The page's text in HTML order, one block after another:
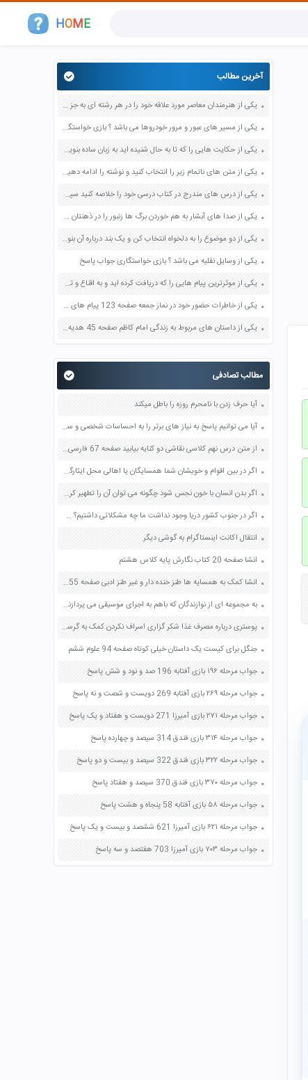
HOME
آخرین مطالب
یکی از هنرمندان معاصر مورد علاقه خود را در هر رشته ای به جز عکاسی صفحه 69 فرهنگ و هنر نهم
یکی از مسیر های عبور و مرور خودروها می باشد ؟ بازی خواستگاری جواب پاسخ
یکی از حکایت هایی را که تا به حال شنیده اید به زبان ساده بنویسید صفحه 97 نگارش ششم دبستان
یکی از متن های ناتمام زیر را انتخاب کنید و نوشته را ادامه دهید صفحه 73 و 74 کتاب نگارش فارسی پنجم دبستان
یکی از درس های مندرج در کتاب درسی خود را خلاصه کنید سپس متن خلاصه شده را با بهره گیری از روش های دسته بندی نمودار جدول نقشه مفهومی نشان دهید صفحه 118 نگارش یازدهم
یکی از صدا های آبشار به هم خوردن برگ ها زنبور را در ذهنتان مجسم کنید و درباره آن یک بند بنویسید صفحه 11 نگارش پنجم
یکی از دو موضوع را به دلخواه انتخاب کن و یک بند درباره آن بنویس صفحه 35 کتاب نگارش فارسی سوم
یکی از وسایل نقلیه می باشد ؟ بازی خواستگاری جواب پاسخ
یکی از موثرترین پیام هایی را که دریافت کرده اید و به اقناع و تغییری جدی در شما منجر شده است برسی کنید و علت این تاثیر گذاری قابل توجه را بنویسید صفحه 52 تفکر و سواد رسانه ای دهم
یکی از خاطرات حضور خود در نماز جمعه صفحه 123 پیام های آسمان هفتم
یکی از داستان های مربوط به زندگی امام کاظم صفحه 45 هدیه های آسمان چهارم
مطالب تصادفی
آیا حرف زدن با نامحرم روزه را باطل میکند
آیا می توانیم پاسخ به نیاز های برتر را به احساسات شخصی و سلیقه فردی واگذار کنیم چرا صفحه 18 دین و زندگی یازدهم
از متن درس نهم کلاسی نقاشی دو کنایه بیابید صفحه 67 فارسی دهم
اگر در بین اقوام و خویشان شما همسایگان یا اهالی محل ایثارگری را می شناسید رزمنده دوران دفاع مقدس جانباز خانواده معظم شهدا آزاده با او مصاحبه ای ترتیب دهید صفحه 44 آمادگی دفاعی نهم
اگر بدن انسان با خون نجس شود چگونه می توان آن را تطهیر کرد؟ صفحه 104 پیام های آسمان هفتم
اگر در جنوب کشور دریا وجود نداشت ما چه مشکلاتی داشتیم؟ صفحه 48 مطالعات اجتماعی پنجم
انتقال اکانت اینستاگرام به گوشی دیگر
انشا صفحه 20 کتاب نگارش پایه کلاس هشتم
انشا كمک به همسايه ها طنز خنده دار و غیر طنز ادبی صفحه 55 نگارش نهم
به مجموعه ای از نوازندگان که باهم به اجرای موسیقی می پردازند چه میگویند ؟ بازی خواستگاری جواب پاسخ
پوستری درباره مصرف غذا شکر گزاری اسراف نکردن کمک به گرسنگان صفحه 32 مطالعات اجتماعی ششم
جنگل برای کیست یک داستان خیلی کوتاه صفحه 94 علوم ششم
جواب مرحله ۱۹۶ بازی آفتابه 196 صد و نود و شش پاسخ
جواب مرحله ۲۶۹ بازی آفتابه 269 دویست و شصت و نه پاسخ
جواب مرحله ۲۷۱ بازی آمیرزا 271 دویست و هفتاد و یک پاسخ
جواب مرحله ۳۱۴ بازی فندق 314 سیصد و چهارده پاسخ
جواب مرحله ۳۲۲ بازی فندق 322 سیصد و بیست و دو پاسخ
جواب مرحله ۳۷۰ بازی فندق 370 سیصد و هفتاد پاسخ
جواب مرحله ۵۸ بازی آفتابه 58 پنجاه و هشت پاسخ
جواب مرحله ۶۲۱ بازی آمیرزا 621 ششصد و بیست و یک پاسخ
جواب مرحله ۷۰۳ بازی آمیرزا 703 هفتصد و سه پاسخ